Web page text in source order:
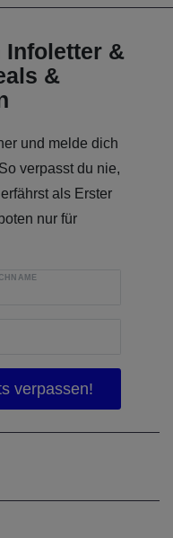
Infoletter &
&
und melde dich
verpasst du nie,
als Erster
nur für